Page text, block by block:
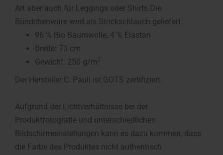
Art aber auch für Leggings oder Shirts.Die
Bündchenware wird als Strickschlauch geliefert.
96 % Bio Baumwolle, 4 % Elastan
Breite: 73 cm
Gewicht: 250 g/m2
Der Hersteller C. Pauli ist GOTS zertifiziert.
Aufgrund der Lichtverhältnisse bei der
Produktfotografie und unterschiedlichen
Bildschirmeinstellungen kann es dazu kommen, dass
die Farbe des Produktes nicht authentisch